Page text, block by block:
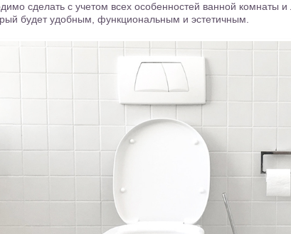
сделать с учетом всех особенностей ванной комнаты
будет удобным, функциональным и эстетичным.